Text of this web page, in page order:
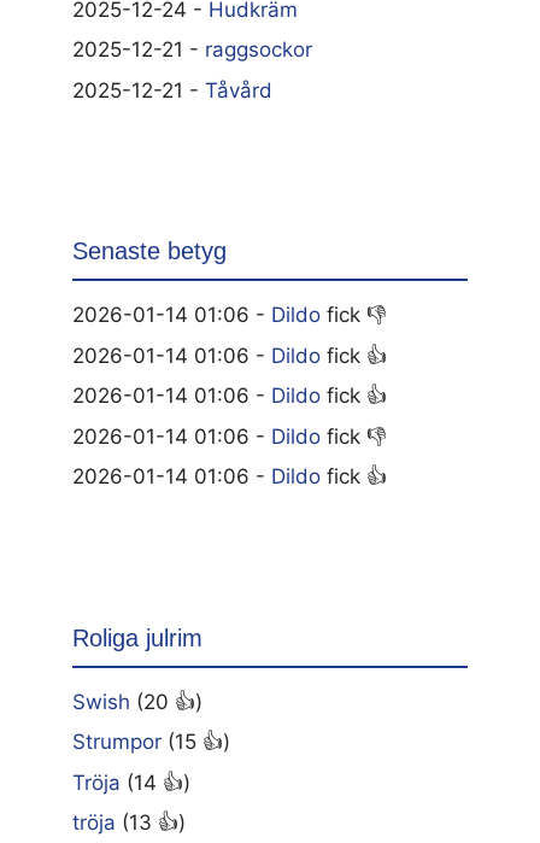
2025-12-24 - Hudkräm
2025-12-21 - raggsockor
2025-12-21 - Tåvård
Senaste betyg
2026-01-14 01:06 - Dildo fick 👎
2026-01-14 01:06 - Dildo fick 👍
2026-01-14 01:06 - Dildo fick 👍
2026-01-14 01:06 - Dildo fick 👎
2026-01-14 01:06 - Dildo fick 👍
Roliga julrim
Swish (20 👍)
Strumpor (15 👍)
Tröja (14 👍)
tröja (13 👍)